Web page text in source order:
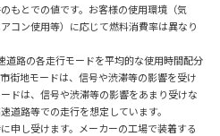
もとでの値です。お客様の使用環境（気
コン使用等）に応じて燃料消費率は異なり
路の各走行モードを平均的な使用時間配分
街地モードは、信号や渋滞等の影響を受け
ドは、信号や渋滞等の影響をあまり受けな
道路等での走行を想定しています。
申し受けます。メーカーの工場で装着する